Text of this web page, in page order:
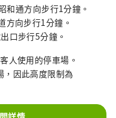
和通方向步行1分鐘。
方向步行1分鐘。
口步行5分鐘。
人使用的停車場。
，因此高度限制為